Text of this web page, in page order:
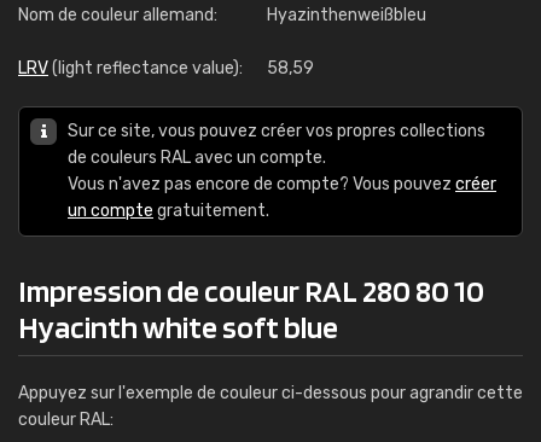
Nom de couleur allemand:
Hyazinthenweißbleu
LRV(light reflectance value): 58,59
Sur ce site, vous pouvez créer vos propres collections
de couleurs RAL avec un compte.
Vous n'avez pas encore de compte? Vous pouvez créer
un compte gratuitement.
Impression de couleur RAL 280 80 10
Hyacinth white soft blue
Appuyez sur l'exemple de couleur ci-dessous pour agrandir cette
couleur RAL: